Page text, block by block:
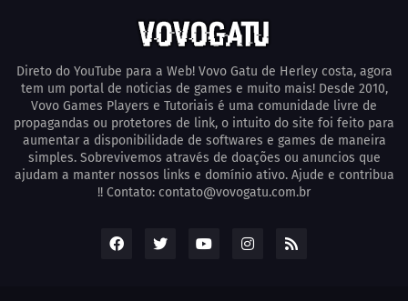
Direto do YouTube para a Web! Vovo Gatu de Herley costa, agora
tem um portal de noticias de games e muito mais! Desde 2010,
Vovo Games Players e Tutoriais é uma comunidade livre de
propagandas ou protetores de link, o intuito do site foi feito para
aumentar a disponibilidade de softwares e games de maneira
simples. Sobrevivemos através de doações ou anuncios que
ajudam a manter nossos links e domínio ativo. Ajude e contribua
!! Contato: contato@vovogatu.com.br